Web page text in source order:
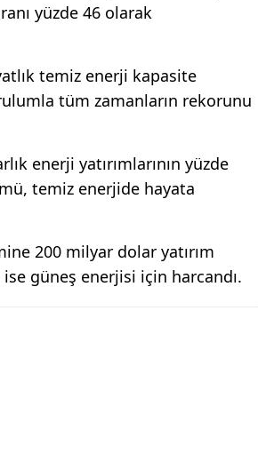
yüzde 46 olarak
temiz enerji kapasite
tüm zamanların rekorunu
enerji yatırımlarının yüzde
temiz enerjide hayata
200 milyar dolar yatırım
güneş enerjisi için harcandı.